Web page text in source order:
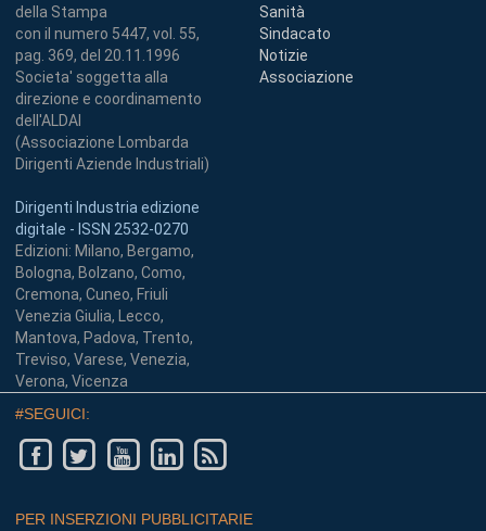
della Stampa
con il numero 5447, vol. 55,
pag. 369, del 20.11.1996
Societa' soggetta alla
direzione e coordinamento
dell'ALDAI
(Associazione Lombarda
Dirigenti Aziende Industriali)
Dirigenti Industria edizione
digitale - ISSN 2532-0270
Edizioni: Milano, Bergamo,
Bologna, Bolzano, Como,
Cremona, Cuneo, Friuli
Venezia Giulia, Lecco,
Mantova, Padova, Trento,
Treviso, Varese, Venezia,
Verona, Vicenza
Sanità
Sindacato
Notizie
Associazione
#SEGUICI:
PER INSERZIONI PUBBLICITARIE